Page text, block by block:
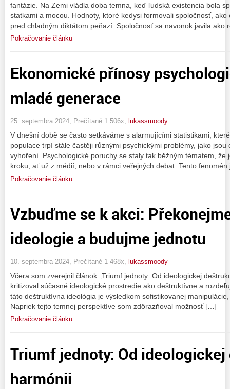
fantázie. Na Zemi vládla doba temna, keď ľudská existencia bola
statkami a mocou. Hodnoty, ktoré kedysi formovali spoločnosť,
pred chladným diktátom peňazí. Spoločnosť sa navonok javila
Pokračovanie článku
Ekonomické přínosy
mladé generace
25. septembra 2024, Prečítané 1 506x, lukassmoody
V dnešní době se často setkáváme s alarmujícími statistikami,
populace trpí stále častěji různými psychickými problémy, jako
vyhoření. Psychologické poruchy se staly tak běžným tématem, že
kroku, ať už z médií, nebo v rámci veřejných debat. Tento
Pokračovanie článku
Vzbuďme se k akci:
ideologie a budujme jednotu
10. septembra 2024, Prečítané 1 468x, lukassmoody
Včera som zverejnil článok „Triumf jednoty: Od ideologickej
kritizoval súčasné ideologické prostredie ako deštruktívne a
táto deštruktívna ideológia je výsledkom sofistikovanej
Napriek tejto temnej perspektíve som zdôrazňoval možnosť […]
Pokračovanie článku
Triumf jednoty: Od
harmónii